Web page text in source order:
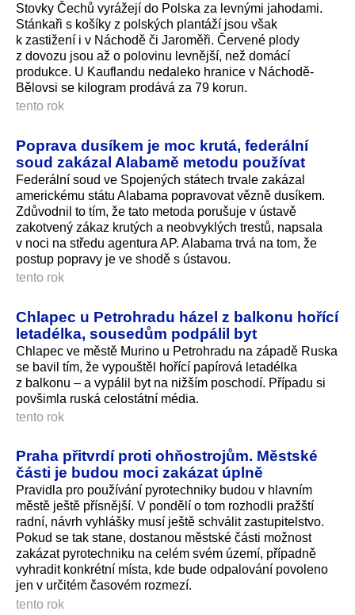
Stovky Čechů vyrážejí do Polska za levnými jahodami.
Stánkaři s košíky z polských plantáží jsou však
k zastižení i v Náchodě či Jaroměři. Červené plody
z dovozu jsou až o polovinu levnější, než domácí
produkce. U Kauflandu nedaleko hranice v Náchodě-
Bělovsi se kilogram prodává za 79 korun.
tento rok
Poprava dusíkem je moc krutá, federální
soud zakázal Alabamě metodu používat
Federální soud ve Spojených státech trvale zakázal
americkému státu Alabama popravovat vězně dusíkem.
Zdůvodnil to tím, že tato metoda porušuje v ústavě
zakotvený zákaz krutých a neobvyklých trestů, napsala
v noci na středu agentura AP. Alabama trvá na tom, že
postup popravy je ve shodě s ústavou.
tento rok
Chlapec u Petrohradu házel z balkonu hořící
letadélka, sousedům podpálil byt
Chlapec ve městě Murino u Petrohradu na západě Ruska
se bavil tím, že vypouštěl hořící papírová letadélka
z balkonu – a vypálil byt na nižším poschodí. Případu si
povšimla ruská celostátní média.
tento rok
Praha přitvrdí proti ohňostrojům. Městské
části je budou moci zakázat úplně
Pravidla pro používání pyrotechniky budou v hlavním
městě ještě přísnější. V pondělí o tom rozhodli pražští
radní, návrh vyhlášky musí ještě schválit zastupitelstvo.
Pokud se tak stane, dostanou městské části možnost
zakázat pyrotechniku na celém svém území, případně
vyhradit konkrétní místa, kde bude odpalování povoleno
jen v určitém časovém rozmezí.
tento rok